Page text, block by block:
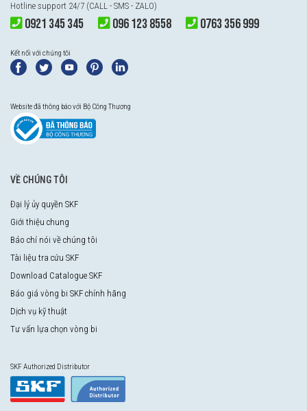
Hotline support 24/7 (CALL - SMS - ZALO)
0921 345 345 096 123 8558 0763 356 999
Kết nối với chúng tôi
Website đã thông báo với Bộ Công Thương
VỀ CHÚNG TÔI
Đại lý ủy quyền SKF
Giới thiệu chung
Báo chí nói về chúng tôi
Tài liệu tra cứu SKF
Download Catalogue SKF
Báo giá vòng bi SKF chính hãng
Dịch vụ kỹ thuật
Tư vấn lựa chọn vòng bi
SKF Authorized Distributor